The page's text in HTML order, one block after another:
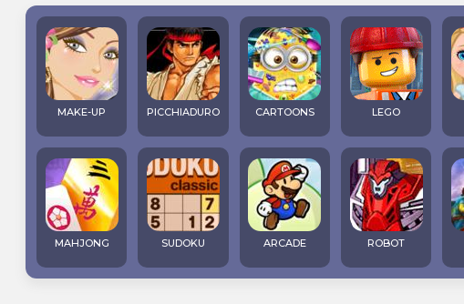
MAKE-UP PICCHIADURO CARTOONS LEGO
MAHJONG SUDOKU ARCADE ROBOT